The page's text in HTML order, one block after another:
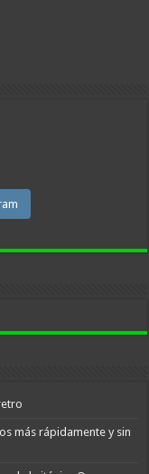
más rápidamente y sin